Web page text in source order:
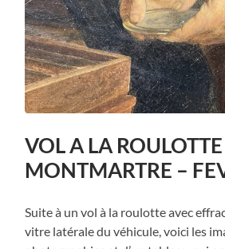
VOL A LA
MONTMARTRE –
Suite à un vol à la roulotte avec
vitre latérale du véhicule, voici les